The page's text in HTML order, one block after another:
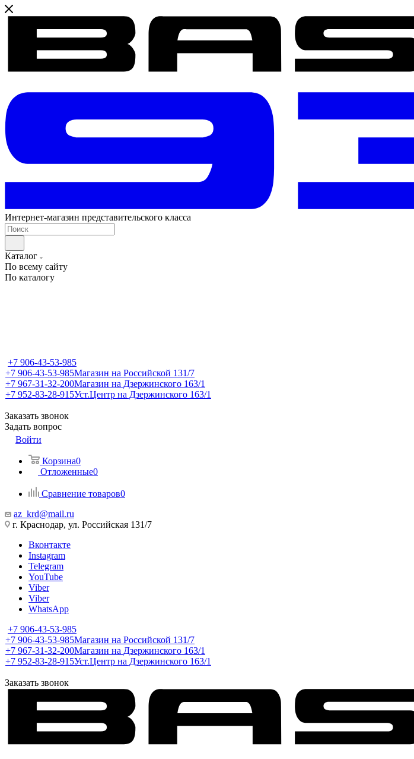
Интернет-магазин представительского класса
Каталог
По всему сайту
По каталогу
+7 906-43-53-985
+7 906-43-53-985Магазин на Российской 131/7
+7 967-31-32-200Магазин на Дзержинского 163/1
+7 952-83-28-915Уст.Центр на Дзержинского 163/1
Заказать звонок
Задать вопрос
Войти
Корзина0
Отложенные0
Сравнение товаров0
az_krd@mail.ru
г. Краснодар, ул. Российская 131/7
Вконтакте
Instagram
Telegram
YouTube
Viber
Viber
WhatsApp
+7 906-43-53-985
+7 906-43-53-985Магазин на Российской 131/7
+7 967-31-32-200Магазин на Дзержинского 163/1
+7 952-83-28-915Уст.Центр на Дзержинского 163/1
Заказать звонок